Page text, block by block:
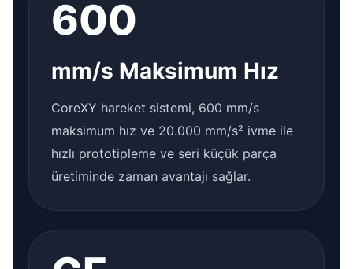
600
mm/s Maksimum Hız
CoreXY hareket sistemi, 600 mm/s
maksimum hız ve 20.000 mm/s² ivme ile
hızlı prototipleme ve seri küçük parça
üretiminde zaman avantajı sağlar.